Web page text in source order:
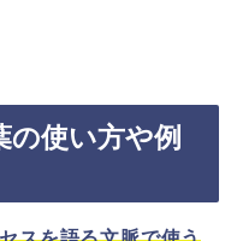
の使い方や例